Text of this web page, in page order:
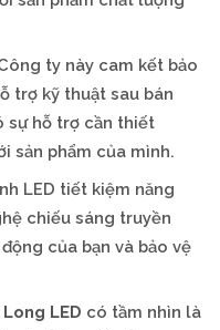
ty này cam kết bảo
trợ kỹ thuật sau bán
sự hỗ trợ cần thiết
sản phẩm của mình.
LED tiết kiệm năng
chiếu sáng truyền
của bạn và bảo vệ
LED có tầm nhìn là